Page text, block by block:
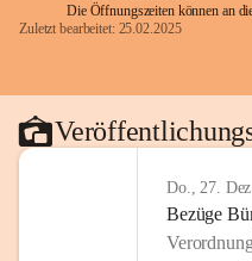
Die Öffnungszeiten können an
Zuletzt bearbeitet: 25.02.2025
Do., 27.
Bezüge